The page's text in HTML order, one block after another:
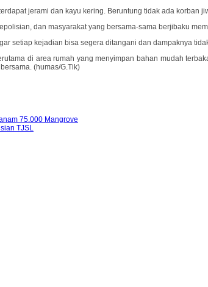
jerami dan kayu kering. Beruntung tidak ada korban
dan masyarakat yang bersama-sama berjibaku
setiap kejadian bisa segera ditangani dan dampaknya
di area rumah yang menyimpan bahan mudah
(humas/G.Tik)
75.000 Mangrove
TJSL